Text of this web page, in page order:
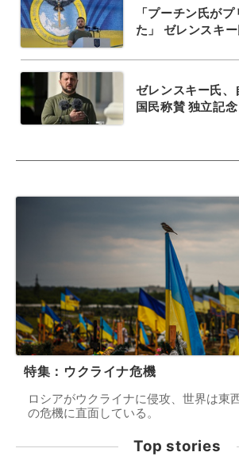
「プーチン氏が
た」 ゼレンスキ
ゼレンスキー氏、
国民称賛 独立記
特集：ウクライナ危機
ロシアがウクライナに侵攻、世界は東
の危機に直面している。
Top stories